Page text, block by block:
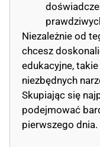
Niezależnie od
chcesz
edukacyjne,
niezbędnych
Skupiając się
podejmować
pierwszego dnia.